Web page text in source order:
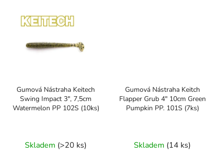
Gumová Nástraha Keitech
Swing Impact 3", 7,5cm
Watermelon PP 102S (10ks)
Skladem (>20 ks)
Gumová Nástraha Keitch
Flapper Grub 4" 10cm Green
Pumpkin PP. 101S (7ks)
Skladem (14 ks)